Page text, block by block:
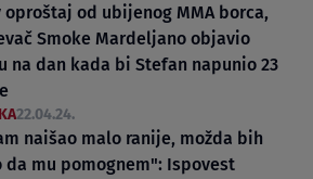
od ubijenog MMA borca,
Smoke Mardeljano objavio
na dan kada bi Stefan napunio 23
22.04.24.
naišao malo ranije, možda bih
da mu pomognem": Ispovest